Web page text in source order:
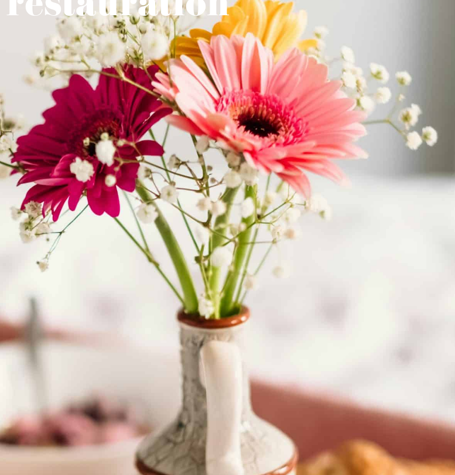
Mes démarches Portail famille CNI/passeport Location de salle
Les Services Municipaux Vie Quotidienne Culture Et Tourisme
restauration